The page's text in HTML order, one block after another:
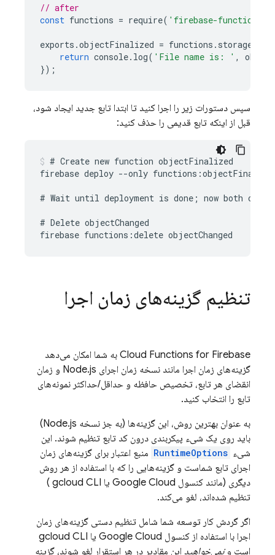
// after
const functions = require( 'firebase-functions/
exports .objectFinalized = functions . storage
return console. log( 'File name is: ' ,
object
});
سپس دستورات زیر را اجرا کنید تا ابتدا تابع جدید ایجاد شود،
قبل از اینکه تابع قدیمی را حذف کنید:
# Create new function objectFinalized
firebase deploy --only
# Wait until deployment is done; now both
# Delete objectChanged
تنظیم گزینه‌های زمان اجرا
Cloud Functions for Firebase به شما امکان می‌دهد
گزینه‌های زمان اجرا مانند نسخه زمان اجرای Node.js و زمان
انقضای هر تابع، تخصیص حافظه و حداقل/حداکثر نمونه‌های
تابع را انتخاب کنید.
به عنوان بهترین روش، این گزینه‌ها (به جز نسخه Node.js)
باید روی یک شیء پیکربندی درون کد تابع تنظیم شوند. این
شیء RuntimeOptions منبع اعتبار برای گزینه‌های زمان
اجرای تابع شماست و گزینه‌هایی را که با استفاده از هر روش
دیگری (مانند کنسول Google Cloud یا gcloud CLI
)
تنظیم شده‌اند، لغو می‌کند.
اگر گردش کار توسعه شما شامل تنظیم دستی گزینه‌های زمان
اجرا با استفاده از کنسول Google Cloud یا gcloud CLI
است ونمی‌خواهید این مقادیر در هر استقرار لغو شوند، گزینه